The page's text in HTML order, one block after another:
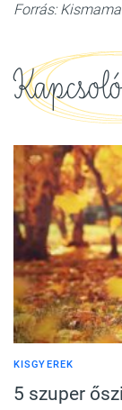
Forrás:
KISGYEREK
5 szuper